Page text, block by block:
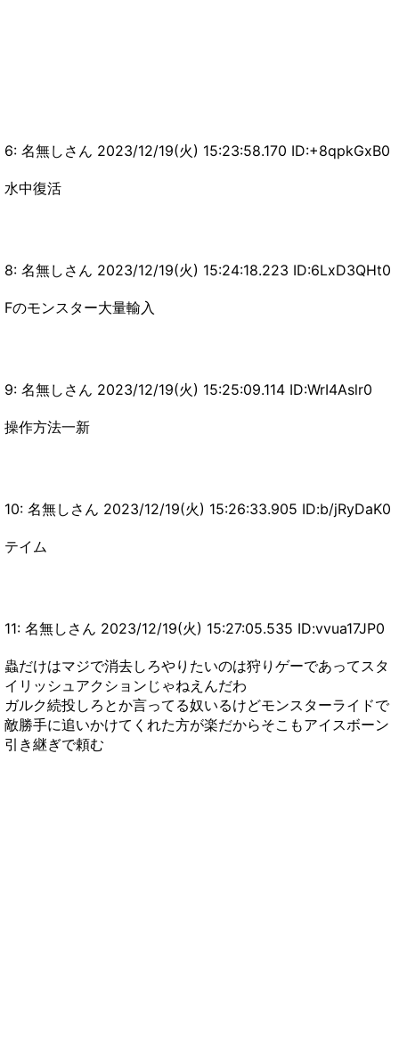
6: 名無しさん 2023/12/19(火) 15:23:58.170 ID:+8qpkGxB0
水中復活
8: 名無しさん 2023/12/19(火) 15:24:18.223 ID:6LxD3QHt0
Fのモンスター大量輸入
9: 名無しさん 2023/12/19(火) 15:25:09.114 ID:WrI4Aslr0
操作方法一新
10: 名無しさん 2023/12/19(火) 15:26:33.905 ID:b/jRyDaK0
テイム
11: 名無しさん 2023/12/19(火) 15:27:05.535 ID:vvua17JP0
蟲だけはマジで消去しろやりたいのは狩りゲーであってスタ
イリッシュアクションじゃねえんだわ
ガルク続投しろとか言ってる奴いるけどモンスターライドで
敵勝手に追いかけてくれた方が楽だからそこもアイスボーン
引き継ぎで頼む